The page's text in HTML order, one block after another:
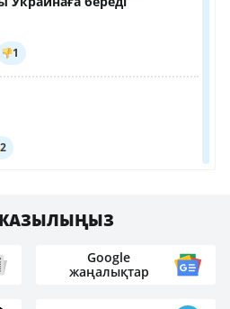
ЖАЗЫЛЫҢЫЗ
Google
жаңалықтар